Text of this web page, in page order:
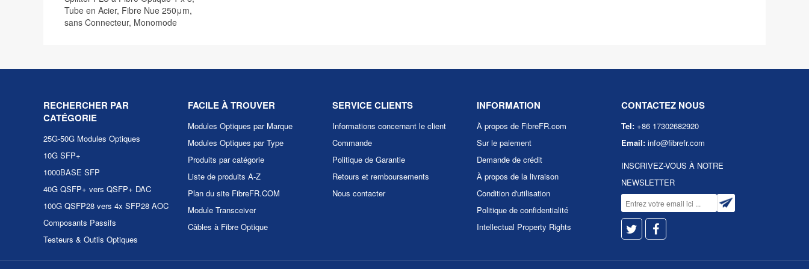
Tube en Acier, Fibre Nue 250μm,
sans Connecteur, Monomode
RECHERCHER PAR
CATÉGORIE
25G-50G Modules Optiques
10G SFP+
1000BASE SFP
40G QSFP+ vers QSFP+ DAC
100G QSFP28 vers 4x SFP28 AOC
Composants Passifs
Testeurs & Outils Optiques
FACILE À TROUVER
Modules Optiques par Marque
Modules Optiques par Type
Produits par catégorie
Liste de produits A-Z
Plan du site FibreFR.COM
Module Transceiver
Câbles à Fibre Optique
SERVICE CLIENTS
Informations concernant le client
Commande
Politique de Garantie
Retours et remboursements
Nous contacter
INFORMATION
À propos de FibreFR.com
Sur le paiement
Demande de crédit
À propos de la livraison
Condition d'utilisation
Politique de confidentialité
Intellectual Property Rights
CONTACTEZ NOUS
Tel: +86 17302682920
Email: info@fibrefr.com
INSCRIVEZ-VOUS À NOTRE
NEWSLETTER